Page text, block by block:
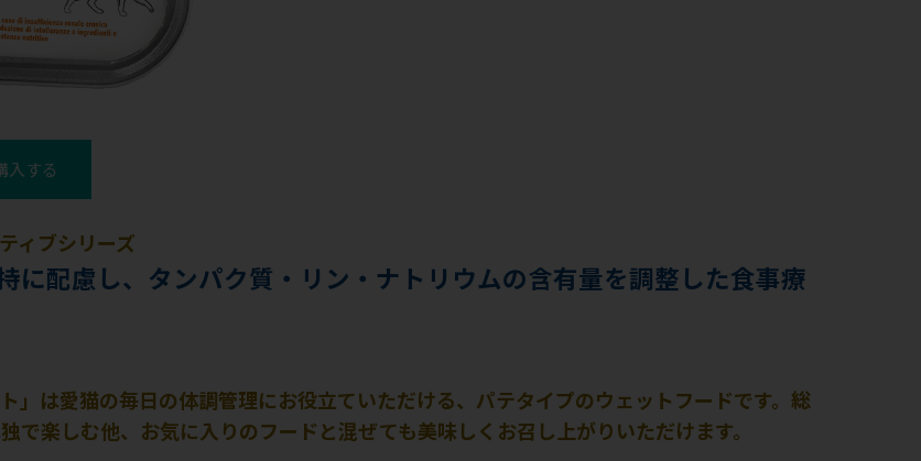
入する
ィブシリーズ
に配慮し、タンパク質・リン・ナトリウムの含有量を調整した食事療
ト」は愛猫の毎日の体調管理にお役立ていただける、パテタイプのウェットフードです。総
で楽しむ他、お気に入りのフードと混ぜても美味しくお召し上がりいただけます。